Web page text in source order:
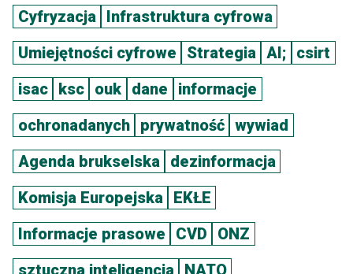
Cyfryzacja
Infrastruktura cyfrowa
Umiejętności cyfrowe
Strategia AI; csirt
isac
ksc ouk dane
informacje
ochronadanych
prywatność wywiad
Agenda brukselska
dezinformacja
Komisja Europejska
EKŁE
Informacje prasowe
CVD
ONZ
sztuczna inteligencja
NATO